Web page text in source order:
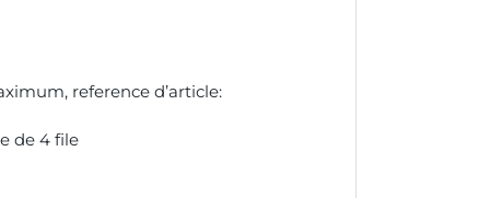
reference d’article:
de 4 file